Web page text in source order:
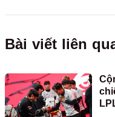
Bài viết liên